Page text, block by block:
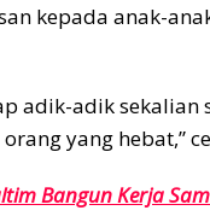
kepada anak-
adik-adik sekalian
yang hebat,”
Bangun Kerja